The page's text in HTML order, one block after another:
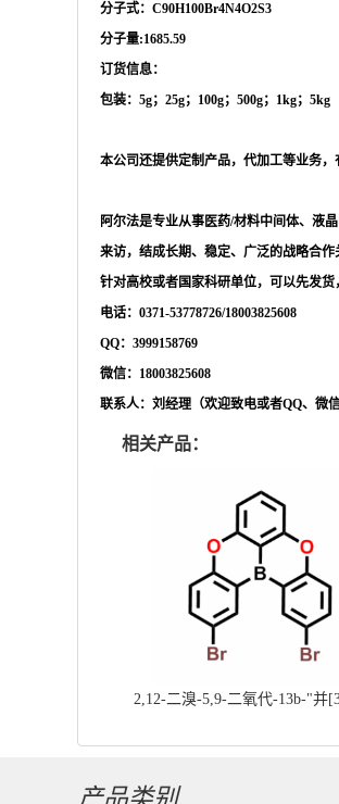
分子式： C90H100Br4N4O2S3
分子量:1685.59
订货信息：
包装： 5g；25g；100g；500g；1kg；5kg
本公司还提供定制产品，代加工等业务，
阿尔法是专业从事医药/材料中间体、液
来访，结成长期、稳定、广泛的战略合
针对高校或者国家科研单位，可以先发
电话： 0371-53778726/18003825608
QQ：3999158769
微信： 18003825608
联系人：刘经理（欢迎致电或者QQ、微
相关产品：
2,12-二溴-5,9-二氧代-13b-"并
产品类别